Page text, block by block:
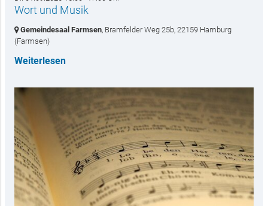
Wort und Musik
Gemeindesaal Farmsen, Bramfelder Weg 25b, 22159 Hamburg
(Farmsen)
Weiterlesen